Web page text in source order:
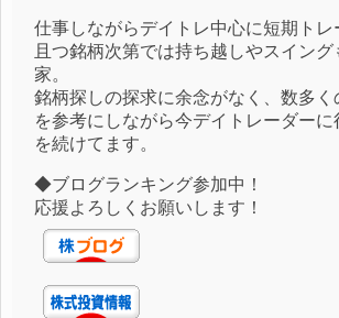
仕事しながらデイトレ中心に短期トレ
且つ銘柄次第では持ち越しやスイン
家。
銘柄探しの探求に余念がなく、数多く
を参考にしながら今デイトレーダー
を続けてます。
◆ブログランキング参加中！
応援よろしくお願いします！